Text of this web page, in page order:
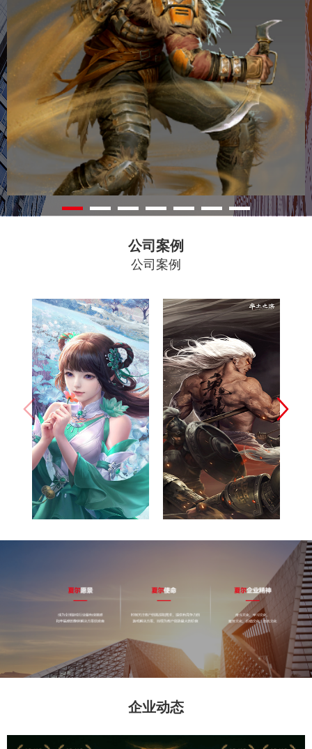
公司案例
公司案例
诛仙
完美世界(北
京)网络技术
有限公司
滨
网易（杭州）
科技有限公司
企业动态